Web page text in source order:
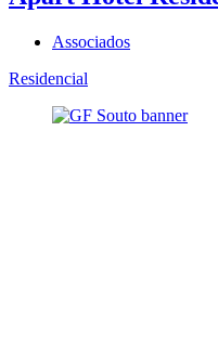
Associados
Residencial